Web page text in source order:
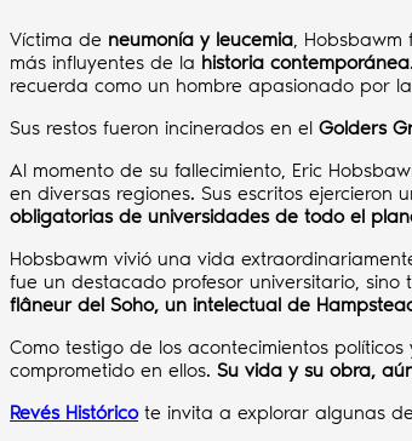
Víctima de neumonía y leucemia ,
más influyentes de la historia contemporánea
recuerda como un hombre apasionado por
Sus restos fueron incinerados en el Golders
Al momento de su fallecimiento, Eric
en diversas regiones. Sus escritos
obligatorias de universidades de todo el
Hobsbawm vivió una vida
fue un destacado profesor universitario, sino
flâneur del Soho, un intelectual de
Como testigo de los acontecimientos
comprometido en ellos. Su vida y su obra,
Revés Históricote invita a explorar algunas